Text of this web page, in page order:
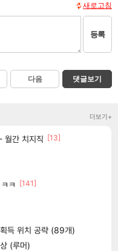
새로고침
등록
다음 댓글보기
더보기+
간 치지직 [13]
ㅋ
[141]
득 위치 공략 (89개)
(루머)